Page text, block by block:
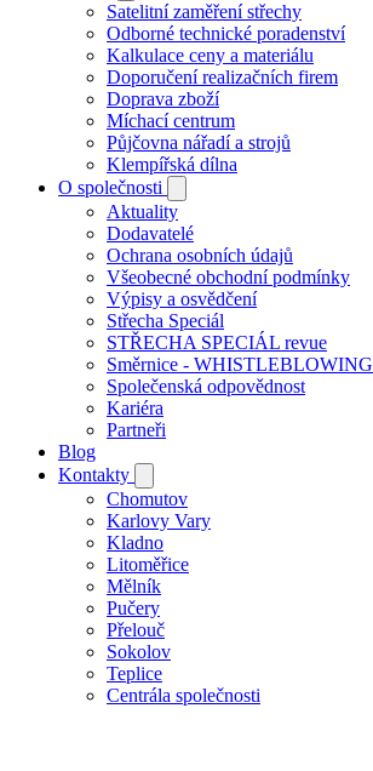
Satelitní zaměření střechy
Odborné technické poradenství
Kalkulace ceny a materiálu
Doporučení realizačních firem
Doprava zboží
Míchací centrum
Půjčovna nářadí a strojů
Klempířská dílna
O společnosti
Aktuality
Dodavatelé
Ochrana osobních údajů
Všeobecné obchodní podmínky
Výpisy a osvědčení
Střecha Speciál
STŘECHA SPECIÁL revue
Směrnice - WHISTLEBLOWING
Společenská odpovědnost
Kariéra
Partneři
Blog
Kontakty
Chomutov
Karlovy Vary
Kladno
Litoměřice
Mělník
Pučery
Přelouč
Sokolov
Teplice
Centrála společnosti